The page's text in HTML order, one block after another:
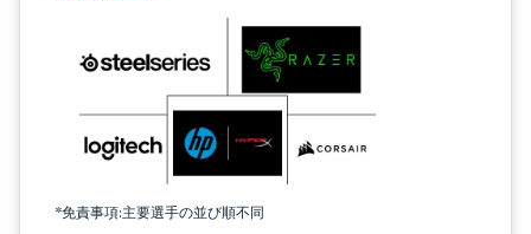
*免責事項:主要選手の並び順不同